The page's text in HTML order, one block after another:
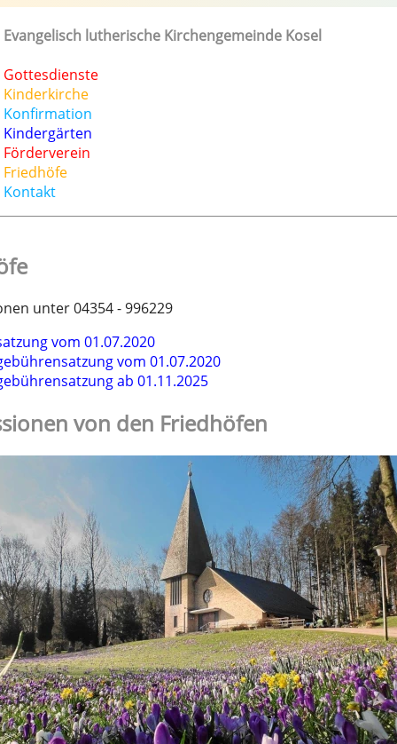
Evangelisch lutherische Kirchengemeinde Kosel
Gottesdienste
Kinderkirche
Konfirmation
Kindergärten
Förderverein
Friedhöfe
Kontakt
unter 04354 - 996229
vom 01.07.2020
vom 01.07.2020
ab 01.11.2025
von den Friedhöfen